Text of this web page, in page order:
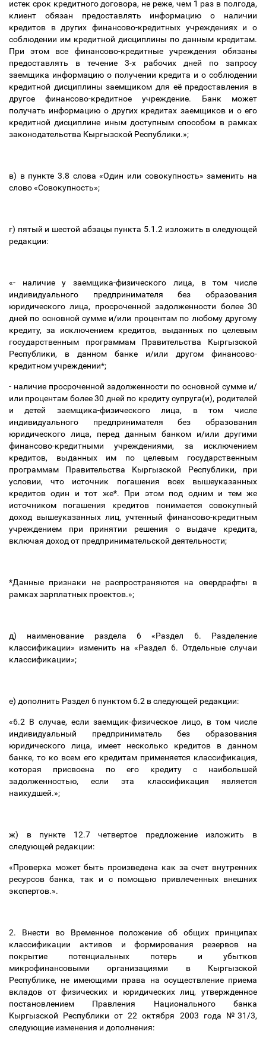
истек срок кредитного договора, не реже, чем 1 раз в полгода,
клиент обязан предоставлять информацию о наличии
кредитов в других финансово-кредитных учреждениях и о
соблюдении им кредитной дисциплины по данным кредитам.
При этом все финансово-кредитные учреждения обязаны
предоставлять в течение 3-х рабочих дней по запросу
заемщика информацию о получении кредита и о соблюдении
кредитной дисциплины заемщиком для её предоставления в
другое финансово-кредитное учреждение. Банк может
получать информацию о других кредитах заемщиков и о его
кредитной дисциплине иным доступным способом в рамках
законодательства Кыргызской Республики.»;
в) в пункте 3.8 слова «Один или совокупность» заменить на
слово «Совокупность»;
г) пятый и шестой абзацы пункта 5.1.2 изложить в следующей
редакции:
«- наличие у заемщика-физического лица, в том числе
индивидуального предпринимателя без образования
юридического лица, просроченной задолженности более 30
дней по основной сумме и/или процентам по любому другому
кредиту, за исключением кредитов, выданных по целевым
государственным программам Правительства Кыргызской
Республики, в данном банке и/или другом финансово-
кредитном учреждении*;
- наличие просроченной задолженности по основной сумме и/
или процентам более 30 дней по кредитусупруга(и), родителей
и детей заемщика-физического лица, в том числе
индивидуального предпринимателя без образования
юридического лица, перед данным банком и/или другими
финансово-кредитными учреждениями, за исключением
кредитов, выданных им по целевым государственным
программам Правительства Кыргызской Республики, при
условии, что источник погашения всех вышеуказанных
кредитов один и тот же*. При этом под одним и тем же
источником погашения кредитов понимается совокупный
доход вышеуказанных лиц, учтенный финансово-кредитным
учреждением при принятии решения о выдаче кредита,
включая доход от предпринимательской деятельности;
*Данные признаки не распространяются на овердрафты в
рамках зарплатных проектов.»;
д) наименование раздела 6 «Раздел 6. Разделение
классификации» изменить на «Раздел 6. Отдельные случаи
классификации»;
е) дополнить Раздел 6 пунктом 6.2 в следующей редакции:
«6.2 В случае, если заемщик-физическое лицо, в том числе
индивидуальный предприниматель без образования
юридического лица, имеет несколько кредитов в данном
банке, то ко всем его кредитам применяется классификация,
которая присвоена по его кредиту с наибольшей
задолженностью, если эта классификация является
наихудшей.»;
ж) в пункте 12.7 четвертое предложение изложить в
следующей редакции:
«Проверка может быть произведена как за счет внутренних
ресурсов банка, так и с помощью привлеченных внешних
экспертов.».
2. Внести во Временное положение об общих принципах
классификации активов и формирования резервов на
покрытие потенциальных потерь и убытков
микрофинансовыми организациями в Кыргызской
Республике, не имеющими права на осуществление приема
вкладов от физических и юридических лиц, утвержденное
постановлением Правления Национального банка
Кыргызской Республики от 22 октября 2003 года №31/3,
следующие изменения и дополнения: